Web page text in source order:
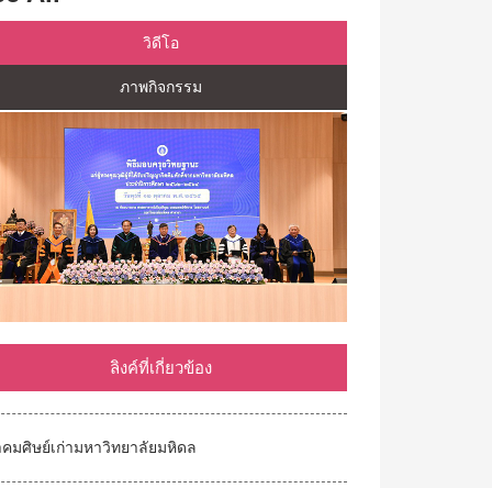
วิดีโอ
ภาพกิจกรรม
ลิงค์ที่เกี่ยวข้อง
มศิษย์เก่ามหาวิทยาลัยมหิดล